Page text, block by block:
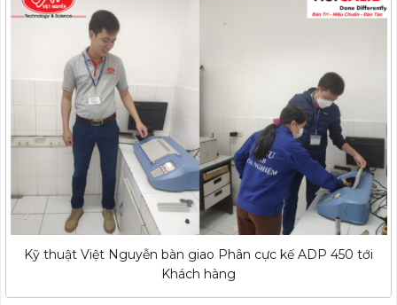
Kỹ thuật Việt Nguyễn bàn giao Phân cực kế ADP 450 tới
Khách hàng